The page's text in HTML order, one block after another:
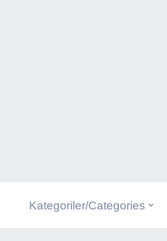
Kategoriler/Categories